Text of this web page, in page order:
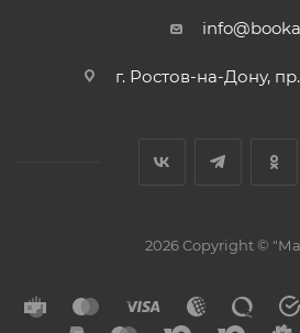
г. Ростов-на-Дону,
2026 Copyright ©